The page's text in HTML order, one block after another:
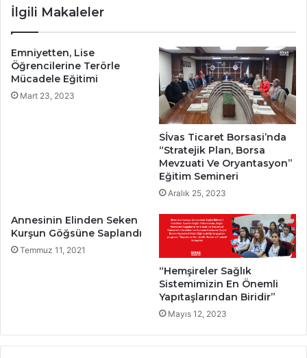
İlgili Makaleler
Emniyetten, Lise
Öğrencilerine Terörle
Mücadele Eğitimi
Mart 23, 2023
Sİvas Ticaret Borsasi’nda
“Stratejik Plan, Borsa
Mevzuati Ve Oryantasyon”
Eğitim Semineri
Aralık 25, 2023
Annesinin Elinden Seken
Kurşun Göğsüne Saplandı
Temmuz 11, 2021
“Hemşireler Sağlık
Sistemimizin En Önemli
Yapıtaşlarından Biridir”
Mayıs 12, 2023